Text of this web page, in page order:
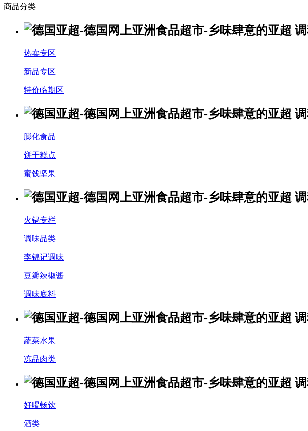
商品分类
热卖专区
新品专区
特价临期区
膨化食品
饼干糕点
蜜饯坚果
火锅专栏
调味品类
李锦记调味
豆瓣辣椒酱
调味底料
蔬菜水果
冻品肉类
好喝畅饮
酒类